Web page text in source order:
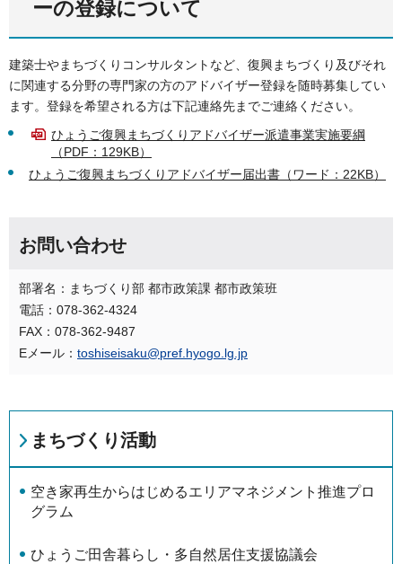
ーの登録について
建築士やまちづくりコンサルタントなど、復興まちづくり及びそれ
に関連する分野の専門家の方のアドバイザー登録を随時募集してい
ます。登録を希望される方は下記連絡先までご連絡ください。
ひょうご復興まちづくりアドバイザー派遣事業実施要綱
（PDF：129KB）
ひょうご復興まちづくりアドバイザー届出書（ワード：22KB）
お問い合わせ
部署名：まちづくり部 都市政策課 都市政策班
電話：078-362-4324
FAX：078-362-9487
Eメール： toshiseisaku@pref.hyogo.lg.jp
まちづくり活動
空き家再生からはじめるエリアマネジメント推進プロ
グラム
ひょうご田舎暮らし・多自然居住支援協議会